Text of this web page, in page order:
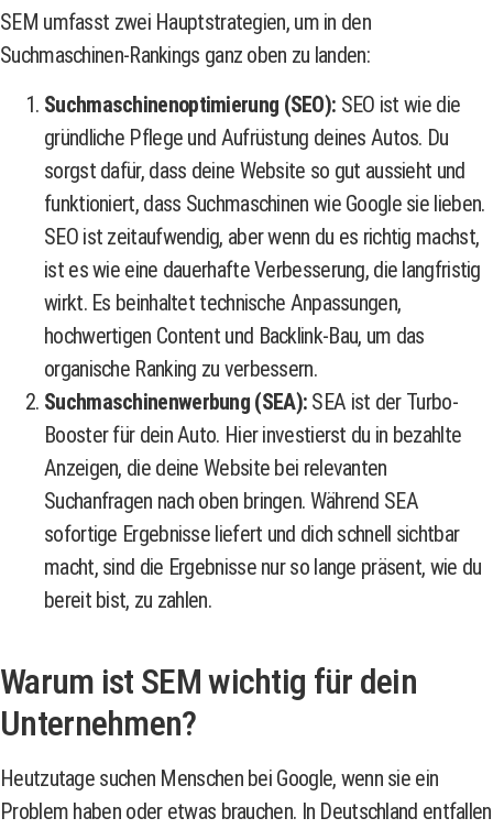
SEM umfasst zwei Hauptstrategien, um in den
Suchmaschinen-Rankings ganz oben zu landen:
Suchmaschinenoptimierung (SEO): SEO ist wie die
gründliche Pflege und Aufrüstung deines Autos. Du
sorgst dafür, dass deine Website so gut aussieht und
funktioniert, dass Suchmaschinen wie Google sie lieben.
SEO ist zeitaufwendig, aber wenn du es richtig machst,
ist es wie eine dauerhafte Verbesserung, die langfristig
wirkt. Es beinhaltet technische Anpassungen,
hochwertigen Content und Backlink-Bau, um das
organische Ranking zu verbessern.
Suchmaschinenwerbung (SEA): SEA ist der Turbo-
Booster für dein Auto. Hier investierst du in bezahlte
Anzeigen, die deine Website bei relevanten
Suchanfragen nach oben bringen. Während SEA
sofortige Ergebnisse liefert und dich schnell sichtbar
macht, sind die Ergebnisse nur so lange präsent, wie du
bereit bist, zu zahlen.
Warum ist SEM wichtig für dein
Unternehmen?
Heutzutage suchen Menschen bei Google, wenn sie ein
Problem haben oder etwas brauchen. In Deutschland entfallen